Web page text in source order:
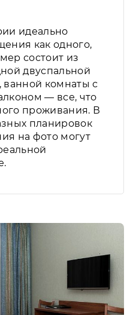
идеально
как одного,
состоит из
двуспальной
ванной комнаты с
— все, что
проживания. В
планировок
на фото могут